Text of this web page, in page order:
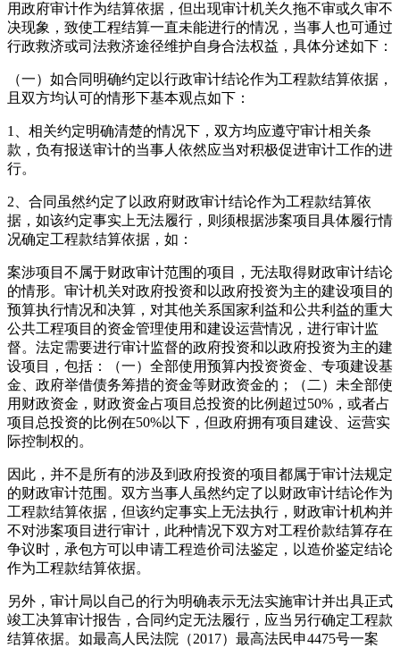
用政府审计作为结算依据，但出现审计机关久拖不审或久审不
决现象，致使工程结算一直未能进行的情况，当事人也可通过
行政救济或司法救济途径维护自身合法权益，具体分述如下：
（一）如合同明确约定以行政审计结论作为工程款结算依据，
且双方均认可的情形下基本观点如下：
1、相关约定明确清楚的情况下，双方均应遵守审计相关条
款，负有报送审计的当事人依然应当对积极促进审计工作的进
行。
2、合同虽然约定了以政府财政审计结论作为工程款结算依
据，如该约定事实上无法履行，则须根据涉案项目具体履行情
况确定工程款结算依据，如：
案涉项目不属于财政审计范围的项目，无法取得财政审计结论
的情形。审计机关对政府投资和以政府投资为主的建设项目的
预算执行情况和决算，对其他关系国家利益和公共利益的重大
公共工程项目的资金管理使用和建设运营情况，进行审计监
督。法定需要进行审计监督的政府投资和以政府投资为主的建
设项目，包括：（一）全部使用预算内投资资金、专项建设基
金、政府举借债务筹措的资金等财政资金的；（二）未全部使
用财政资金，财政资金占项目总投资的比例超过50%，或者占
项目总投资的比例在50%以下，但政府拥有项目建设、运营实
际控制权的。
因此，并不是所有的涉及到政府投资的项目都属于审计法规定
的财政审计范围。双方当事人虽然约定了以财政审计结论作为
工程款结算依据，但该约定事实上无法执行，财政审计机构并
不对涉案项目进行审计，此种情况下双方对工程价款结算存在
争议时，承包方可以申请工程造价司法鉴定，以造价鉴定结论
作为工程款结算依据。
另外，审计局以自己的行为明确表示无法实施审计并出具正式
竣工决算审计报告，合同约定无法履行，应当另行确定工程款
结算依据。如最高人民法院（2017）最高法民申4475号一案